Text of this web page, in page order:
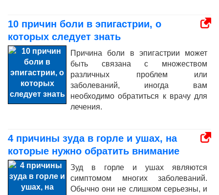
10 причин боли в эпигастрии, о
которых следует знать
Причина боли в эпигастрии может
быть связана с множеством
различных проблем или
заболеваний, иногда вам
необходимо обратиться к врачу для
лечения.
4 причины зуда в горле и ушах, на
которые нужно обратить внимание
Зуд в горле и ушах являются
симптомом многих заболеваний.
Обычно они не слишком серьезны, и